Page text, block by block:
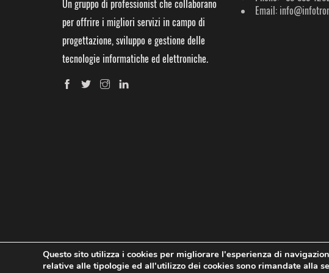
Un gruppo di professionist che collaborano
per offrire i migliori servizi in campo di
progettazione, sviluppo e gestione delle
tecnologie informatiche ed elettroniche.
Email:
© Copyright 2014-2021 | Infotronik - iOK | All right reserved.
Questo sito utilizza i cookies per migliorare l'esperienza di
relative alle tipologie ed all'utilizzo dei cookies sono rimandate alla